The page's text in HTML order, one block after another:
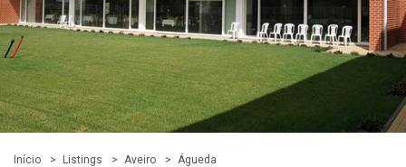
Início Listings Aveiro Águeda